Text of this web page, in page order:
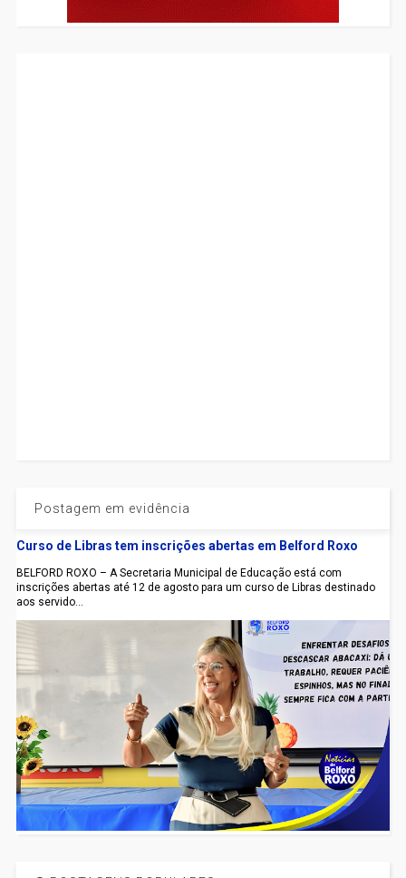
Postagem em evidência
Curso de Libras tem inscrições abertas em Belford Roxo
BELFORD ROXO – A Secretaria Municipal de Educação está com
inscrições abertas até 12 de agosto para um curso de Libras destinado
aos servido...